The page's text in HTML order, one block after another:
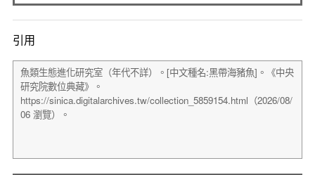
引用